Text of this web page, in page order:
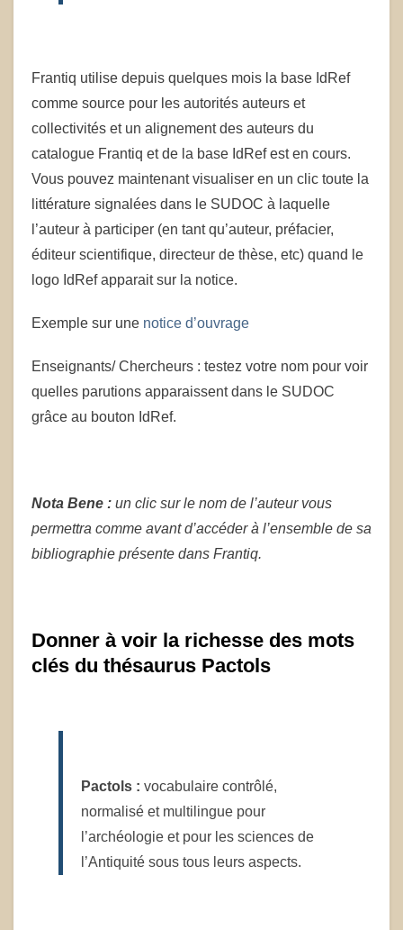
Frantiq utilise depuis quelques mois la base IdRef
comme source pour les autorités auteurs et
collectivités et un alignement des auteurs du
catalogue Frantiq et de la base IdRef est en cours.
Vous pouvez maintenant visualiser en un clic toute la
littérature signalées dans le SUDOC à laquelle
l’auteur à participer (en tant qu’auteur, préfacier,
éditeur scientifique, directeur de thèse, etc) quand le
logo IdRef apparait sur la notice.
Exemple sur une notice d’ouvrage
Enseignants/ Chercheurs : testez votre nom pour voir
quelles parutions apparaissent dans le SUDOC
grâce au bouton IdRef.
Nota Bene : un clic sur le nom de l’auteur vous
permettra comme avant d’accéder à l’ensemble de sa
bibliographie présente dans Frantiq.
Donner à voir la richesse des mots
clés du thésaurus Pactols
Pactols : vocabulaire contrôlé,
normalisé et multilingue pour
l’archéologie et pour les sciences de
l’Antiquité sous tous leurs aspects.